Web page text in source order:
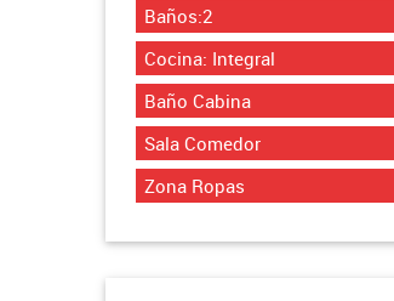
Baños:2
Cocina: Integral
Baño Cabina
Sala Comedor
Zona Ropas